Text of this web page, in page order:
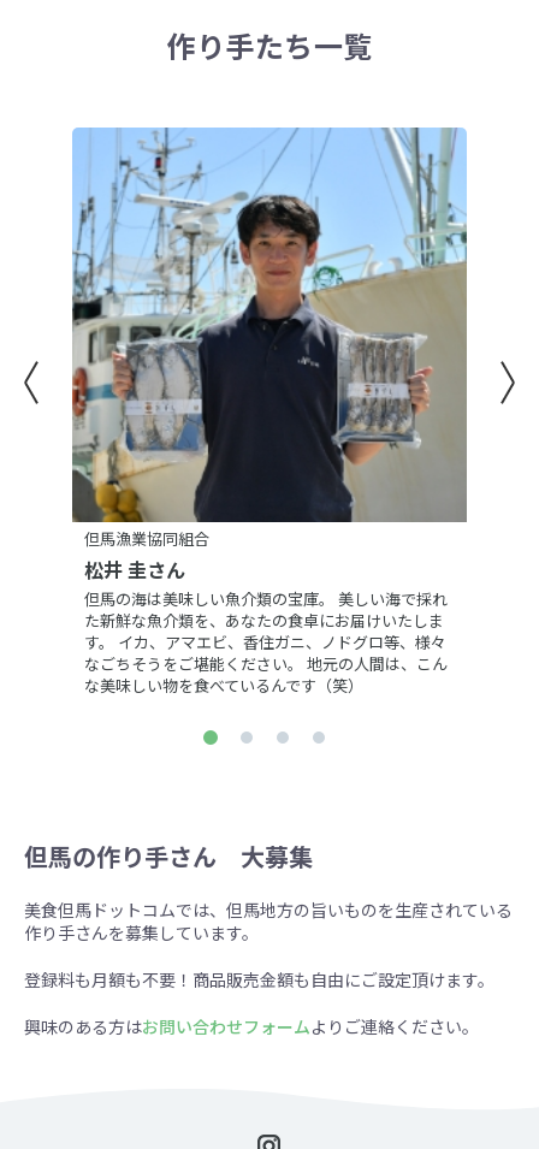
作り手たち一覧
但馬漁業協同組合
松井 圭さん
但馬の海は美味しい魚介類の宝庫。 美しい海で採れ
た新鮮な魚介類を、あなたの食卓にお届けいたしま
す。 イカ、アマエビ、香住ガニ、ノドグロ等、様々
なごちそうをご堪能ください。 地元の人間は、こん
な美味しい物を食べているんです（笑）
但馬の作り手さん 大募集
美食但馬ドットコムでは、但馬地方の旨いものを生産されている
作り手さんを募集しています。
登録料も月額も不要！商品販売金額も自由にご設定頂けます。
興味のある方はお問い合わせフォームよりご連絡ください。